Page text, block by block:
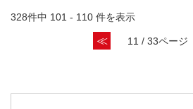
328件中 101 - 110 件を表示
≪ 11 / 33ページ